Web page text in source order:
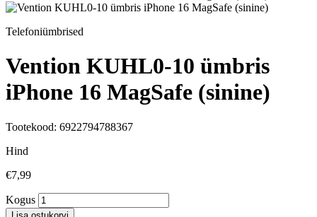
Telefoniümbrised
Vention KUHL0-10 ümbris
iPhone 16 MagSafe (sinine)
Tootekood: 6922794788367
Hind
€7,99
Kogus